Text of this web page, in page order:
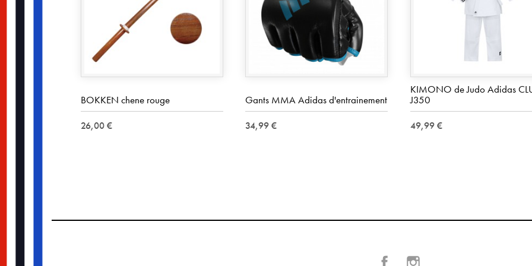
BOKKEN chene rouge
26,00 €
Gants MMA Adidas d'entrainement
34,99 €
KIMONO de Judo Adidas
J350
49,99 €
Facebook